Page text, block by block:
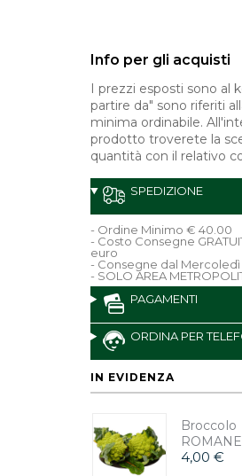
Info per gli acquisti
I prezzi esposti sono al
partire da" sono riferiti
minima ordinabile.
prodotto troverete la
quantità con il relativo
SPEDIZIONE
- Ordine Minimo € 40.00
- Costo Consegne
euro
- Consegne dal Mercoledì
- SOLO AREA
PAGAMENTI
ORDINA PER
IN EVIDENZA
Broccolo
4,00 €